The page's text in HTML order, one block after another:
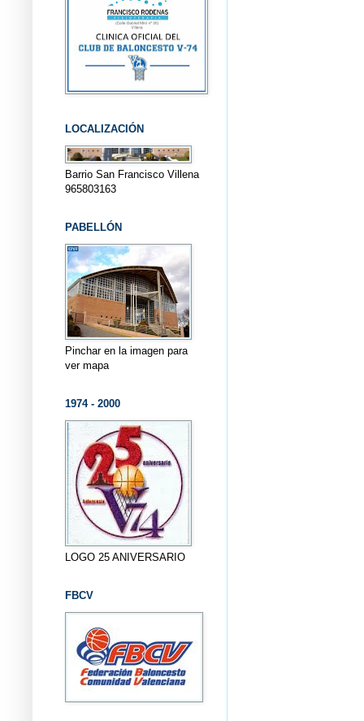
LOCALIZACIÓN
Barrio San Francisco Villena
965803163
PABELLÓN
Pinchar en la imagen para
ver mapa
1974 - 2000
LOGO 25 ANIVERSARIO
FBCV